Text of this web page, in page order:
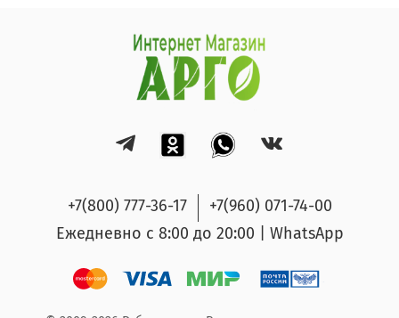
+7(800) 777-36-17
+7(960) 071-74-00
Ежедневно с 8:00 до 20:00 | WhatsApp